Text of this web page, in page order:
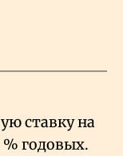
ставку на
% годовых.